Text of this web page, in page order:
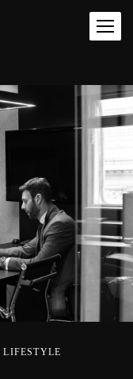
LIFESTYLE